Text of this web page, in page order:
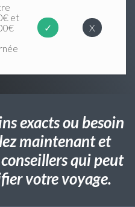
et
✓ X
exacts ou besoin
maintenant et
qui peut
votre voyage.